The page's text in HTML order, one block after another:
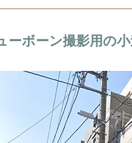
ーボーン撮影用の